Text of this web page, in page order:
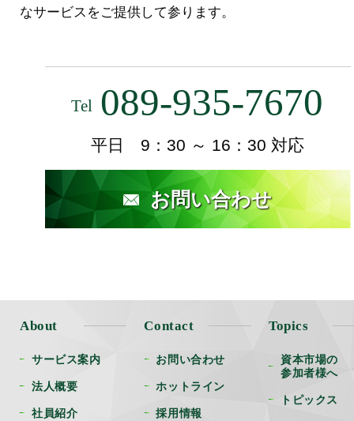
なサービスをご提供して参ります。
Tel 089-935-7670
平日 9：30 ～ 16：30 対応
お問い合わせ
About
サービス案内
法人概要
社員紹介
Contact
お問い合わせ
ホットライン
採用情報
Topics
資本市場の
参加者様へ
トピックス